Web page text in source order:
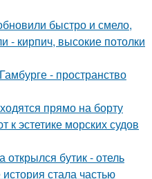
быстро и смело,
- кирпич, высокие потолки
- пространство
прямо на борту
к эстетике морских судов
открылся бутик - отель
стала частью